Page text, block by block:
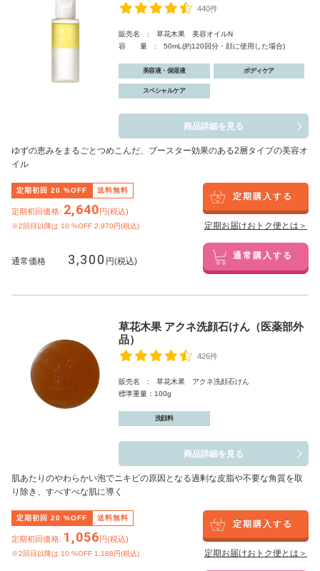
440件
販売名 : 草花木果 美容オイルN
容 量 : 50mL(約120回分・顔に使用した場合)
美容液・保湿液 ボディケア
スペシャルケア
商品詳細を見る
ゆずの恵みをまるごとつめこんだ、ブースター効果のある2層タイプの美容オ
イル
定期初回 20 %OFF 送料無料
定期初回価格: 2,640円(税込)
※2回目以降は 10 %OFF 2,970円(税込)
定期購入する
定期お届けおトク便とは＞
通常価格 3,300 円(税込) 通常購入する
草花木果 アクネ洗顔石けん（医薬部外
品）
426件
販売名 : 草花木果 アクネ洗顔石けん
標準重量：100g
洗顔料
商品詳細を見る
肌あたりのやわらかい泡でニキビの原因となる過剰な皮脂や不要な角質を取
り除き、すべすべな肌に導く
定期初回 20 %OFF 送料無料
定期初回価格: 1,056円(税込)
※2回目以降は 10 %OFF 1,188円(税込)
定期購入する
定期お届けおトク便とは＞